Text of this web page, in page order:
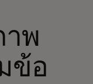
าพ
ข้อ